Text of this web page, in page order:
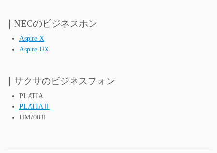
｜NECのビジネスホン
Aspire X
Aspire UX
｜サクサのビジネスフォン
PLATIA
PLATIAⅡ
HM700Ⅱ